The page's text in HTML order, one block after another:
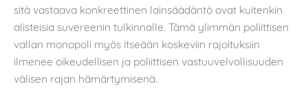
sitä vastaava konkreettinen lainsäädäntö ovat kuitenkin
alisteisia suvereenin tulkinnalle. Tämä ylimmän poliittisen
vallan monopoli myös itseään koskeviin rajoituksiin
ilmenee oikeudellisen ja poliittisen vastuuvelvollisuuden
välisen rajan hämärtymisenä.